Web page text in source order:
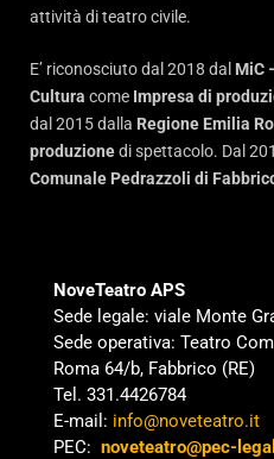
attività di teatro civile.
E’ riconosciuto dal 2018 dal MiC
Cultura come Impresa di
dal 2015 dalla Regione Emilia
produzionedi spettacolo. Dal
Comunale Pedrazzoli di
NoveTeatro APS
Sede legale: viale Monte
Sede operativa: Teatro
Roma 64/b, Fabbrico (RE)
Tel. 331.4426784
E-mail: info@noveteatro.it
PEC: noveteatro@pec-